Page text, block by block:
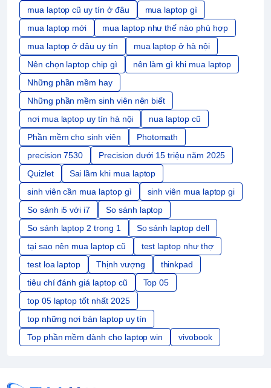
mua laptop cũ uy tín ở đâu
mua laptop gì
mua laptop mới
mua laptop như thế nào phù hợp
mua laptop ở đâu uy tín
mua laptop ở hà nội
Nên chọn laptop chip gì
nên làm gì khi mua laptop
Những phần mềm hay
Những phần mềm sinh viên nên biết
nơi mua laptop uy tín hà nội
nua laptop cũ
Phần mềm cho sinh viên
Photomath
precision 7530
Precision dưới 15 triệu năm 2025
Quizlet
Sai lầm khi mua laptop
sinh viên cần mua laptop gì
sinh viên mua laptop gi
So sánh i5 với i7
So sánh laptop
So sánh laptop 2 trong 1
So sánh laptop dell
tại sao nên mua laptop cũ
test laptop như thợ
test loa laptop
Thịnh vượng
thinkpad
tiêu chí đánh giá laptop cũ
Top 05
top 05 laptop tốt nhất 2025
top những nơi bán laptop uy tín
Top phần mềm dành cho laptop win
vivobook